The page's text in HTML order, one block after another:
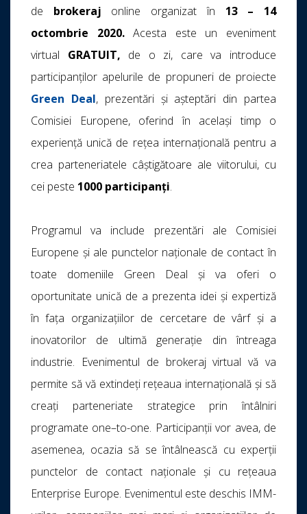
de brokeraj online organizat în 13 – 14
octombrie 2020.Acesta este un eveniment
virtual GRATUIT, de o zi, care va introduce
participanților apelurile de propuneri de proiecte
Green Deal, prezentări și așteptări din partea
Comisiei Europene, oferind în același timp o
experiență unică de rețea internațională pentru a
crea parteneriatele câștigătoare ale viitorului, cu
cei peste 1000 participanți.
Programul va include prezentări ale Comisiei
Europene și ale punctelor naționale de contact în
toate domeniile Green Deal și va oferi o
oportunitate unică de a prezenta idei și expertiză
în fața organizațiilor de cercetare de vârf și a
inovatorilor de ultimă generație din întreaga
industrie. Evenimentul de brokeraj virtual vă va
permite să vă extindeți rețeaua internațională și să
creați parteneriate strategice prin întâlniri
programate one–to-one. Participanții vor avea, de
asemenea, ocazia să se întâlnească cu experții
punctelor de contact naționale și cu rețeaua
Enterprise Europe. Evenimentul este deschis IMM-